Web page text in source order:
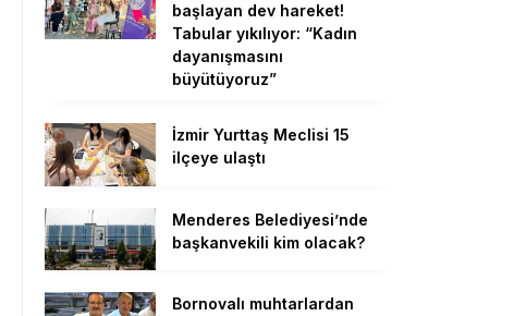
başlayan dev hareket!
Tabular yıkılıyor: “Kadın
dayanışmasını
büyütüyoruz”
İzmir Yurttaş Meclisi 15
ilçeye ulaştı
Menderes Belediyesi’nde
başkanvekili kim olacak?
Bornovalı muhtarlardan